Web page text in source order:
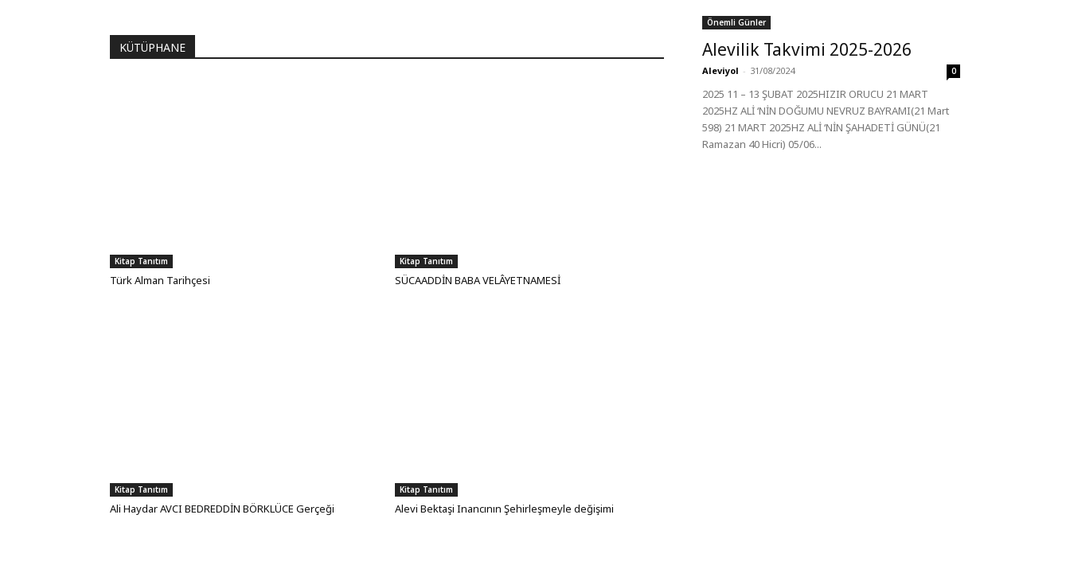
KÜTÜPHANE
Kitap Tanıtım
Türk Alman Tarihçesi
Kitap Tanıtım
SÜCAADDİN BABA VELÂYETNAMESİ
Kitap Tanıtım
Ali Haydar AVCI BEDREDDİN BÖRKLÜCE Gerçeği
Kitap Tanıtım
Alevi Bektaşi Inancının Şehirleşmeyle değişimi
Önemli Günler
Alevilik Takvimi 2025-2026
Aleviyol - 31/08/2024 0
2025 11 – 13 ŞUBAT 2025HIZIR ORUCU 21 MART
2025HZ ALİ ‘NİN DOĞUMU NEVRUZ BAYRAMI(21 Mart
598) 21 MART 2025HZ ALİ ‘NİN ŞAHADETİ GÜNÜ(21
Ramazan 40 Hicri) 05/06...